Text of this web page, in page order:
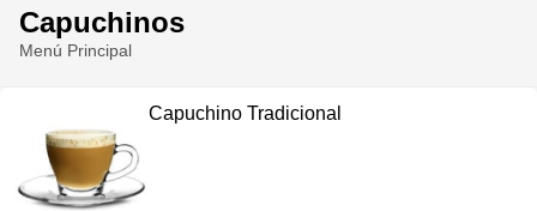
Capuchinos
Menú Principal
Capuchino Tradicional